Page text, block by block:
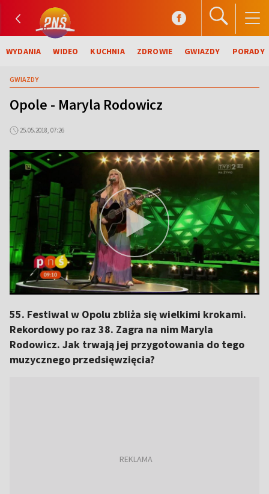
WYDANIA WIDEO KUCHNIA ZDROWIE GWIAZDY PORADY
GWIAZDY
Opole - Maryla Rodowicz
25.05.2018, 07:26
55. Festiwal w Opolu zbliża się wielkimi krokami.
Rekordowy po raz 38. Zagra na nim Maryla
Rodowicz. Jak trwają jej przygotowania do tego
muzycznego przedsięwzięcia?